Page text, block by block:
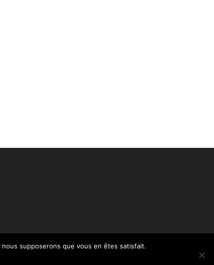
Politique de confidentialité – RGPD
supposerons que vous en êtes satisfait.